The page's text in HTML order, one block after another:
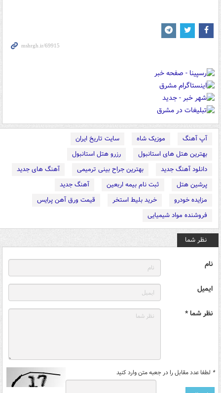
آپ آهنگ موزیک شاه
سایت تاریخ ایران
بهترین هتل های استانبول
رزرو هتل استانبول
دانلود آهنگ جدید
بهترین جراح بینی ترمیمی
آهنگ های جدید
پرشین هتل
ثبت نام بیمه اربعین
آهنگ جدید
مزایده خودرو
خرید بلیط استخر
قیمت ورق آهن پرایس
فروشنده مواد شیمیایی
نظر شما
نام
ایمیل
نظر شما *
* لطفا عدد مقابل را در جعبه متن وارد کنید